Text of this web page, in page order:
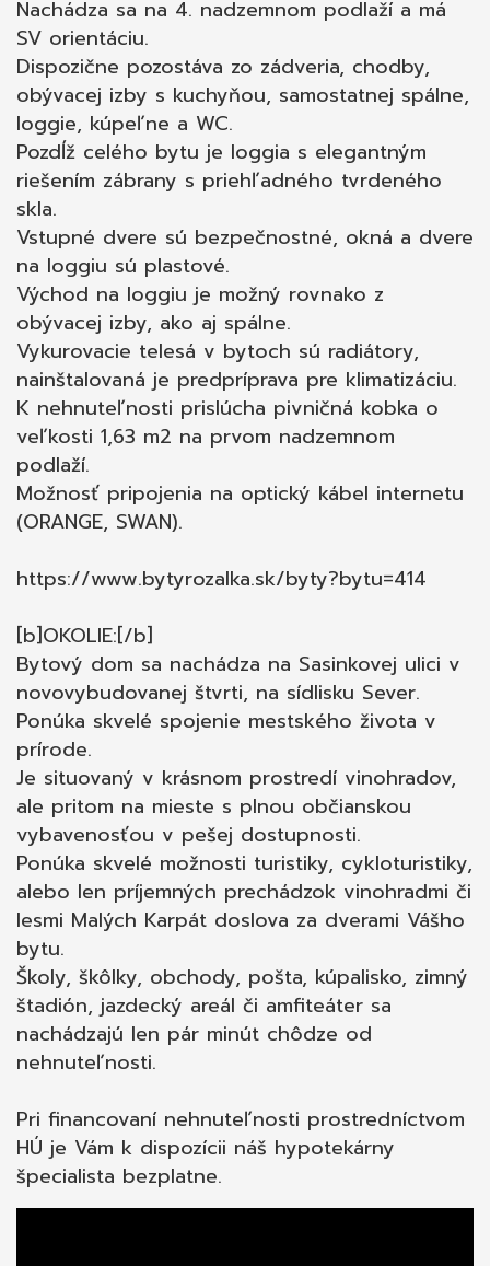
Nachádza sa na 4. nadzemnom podlaží a má
SV orientáciu.
Dispozične pozostáva zo zádveria, chodby,
obývacej izby s kuchyňou, samostatnej spálne,
loggie, kúpeľne a WC.
Pozdĺž celého bytu je loggia s elegantným
riešením zábrany s priehľadného tvrdeného
skla.
Vstupné dvere sú bezpečnostné, okná a dvere
na loggiu sú plastové.
Východ na loggiu je možný rovnako z
obývacej izby, ako aj spálne.
Vykurovacie telesá v bytoch sú radiátory,
nainštalovaná je predpríprava pre klimatizáciu.
K nehnuteľnosti prislúcha pivničná kobka o
veľkosti 1,63 m2 na prvom nadzemnom
podlaží.
Možnosť pripojenia na optický kábel internetu
(ORANGE, SWAN).
https://www.bytyrozalka.sk/byty?bytu=414
[b]OKOLIE:[/b]
Bytový dom sa nachádza na Sasinkovej ulici v
novovybudovanej štvrti, na sídlisku Sever.
Ponúka skvelé spojenie mestského života v
prírode.
Je situovaný v krásnom prostredí vinohradov,
ale pritom na mieste s plnou občianskou
vybavenosťou v pešej dostupnosti.
Ponúka skvelé možnosti turistiky, cykloturistiky,
alebo len príjemných prechádzok vinohradmi či
lesmi Malých Karpát doslova za dverami Vášho
bytu.
Školy, škôlky, obchody, pošta, kúpalisko, zimný
štadión, jazdecký areál či amfiteáter sa
nachádzajú len pár minút chôdze od
nehnuteľnosti.
Pri financovaní nehnuteľnosti prostredníctvom
HÚ je Vám k dispozícii náš hypotekárny
špecialista bezplatne.